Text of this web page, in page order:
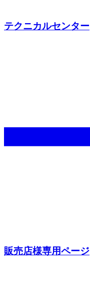
テクニカルセンター
販売店様専用ページ